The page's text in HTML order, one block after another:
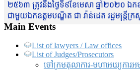
២៥៦៣ ត្រូវនឹងថ្ងៃទី៩ខែមេសា ឆ្នាំ២០២០ ឯ
ជាមួយឯកឧត្តមបណ្ឌិត ជា វ៉ាន់ដេត រដ្ឋមន្
Main Events
List of lawyers / Law offices
List of Judges/Prosecutors
ចៅក្រមតុលាការ-មហាអយ្យការ